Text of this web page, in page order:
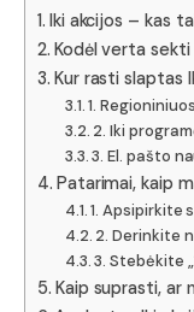
Iki akcijos – kas
Kodėl verta sekti
Kur rasti slaptas
1.
2. Iki
3. El. pašto
Patarimai, kaip
1. Apsipirkite
2. Derinkite
3. Stebėkite
Kaip suprasti, ar